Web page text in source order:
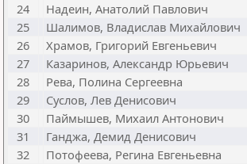
24
Надеин, Анатолий Павлович
25
Шалимов, Владислав Михайлович
26
Храмов, Григорий Евгеньевич
27
Казаринов, Александр Юрьевич
28
Рева, Полина Сергеевна
29
Суслов, Лев Денисович
30
Паймышев, Михаил Антонович
31
Ганджа, Демид Денисович
32
Потофеева, Регина Евгеньевна